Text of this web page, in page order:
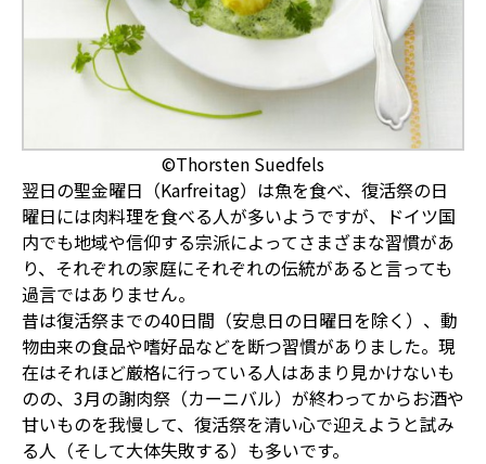
©Thorsten Suedfels
翌日の聖金曜日（Karfreitag）は魚を食べ、復活祭の日
曜日には肉料理を食べる人が多いようですが、ドイツ国
内でも地域や信仰する宗派によってさまざまな習慣があ
り、それぞれの家庭にそれぞれの伝統があると言っても
過言ではありません。
昔は復活祭までの40日間（安息日の日曜日を除く）、動
物由来の食品や嗜好品などを断つ習慣がありました。現
在はそれほど厳格に行っている人はあまり見かけないも
のの、 3月の謝肉祭（カーニバル）が終わってからお酒や
甘いものを我慢して、復活祭を清い心で迎えようと試み
る人（そして大体失敗する）も多いです。